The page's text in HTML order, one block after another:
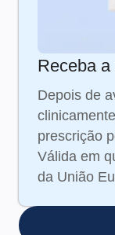
Receba a
Depois de
prescrição
Válida em
da União